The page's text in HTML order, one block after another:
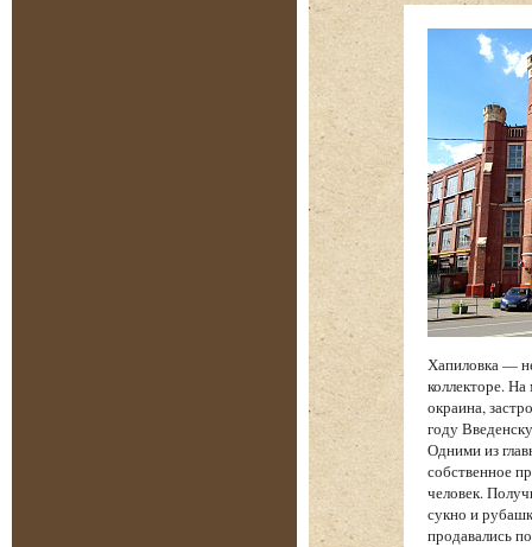
Хапиловка —
коллекторе.
окраина,
году
Одними из
собственное
человек.
сукно и
продавались